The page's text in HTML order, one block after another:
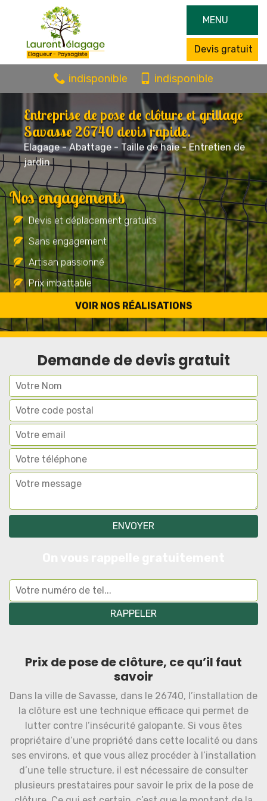
MENU
Devis gratuit
indisponible indisponible
Entreprise de pose de clôture et grillage
Savasse 26740 devis rapide.
Elagage - Abattage - Taille de haie - Entretien de
jardin
VOIR NOS RÉALISATIONS
Nos engagements
Devis et déplacement gratuits
Sans engagement
Artisan passionné
Prix imbattable
Travail de qualité
Demande de devis gratuit
Prix de pose de clôture, ce qu’il faut
savoir
Dans la ville de Savasse, dans le 26740, l’installation de
la clôture est une technique efficace qui permet de
lutter contre l’insécurité galopante. Si vous êtes
propriétaire d’une propriété dans cette localité ou dans
ses environs, et que vous allez procéder à l’installation
d’une telle structure, il est nécessaire de consulter
plusieurs prestataires pour savoir le prix de la pose de